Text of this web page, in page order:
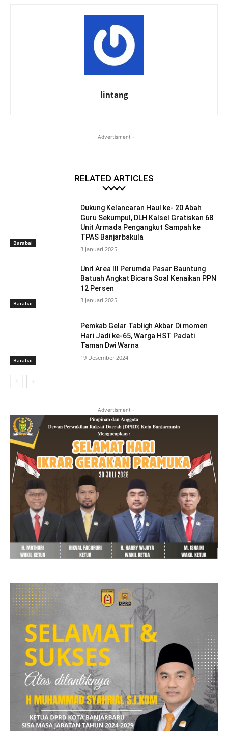
lintang
- Advertisment -
RELATED ARTICLES
Barabai
Dukung Kelancaran Haul ke- 20 Abah
Guru Sekumpul, DLH Kalsel Gratiskan 68
Unit Armada Pengangkut Sampah ke
TPAS Banjarbakula
3 Januari 2025
Barabai
Unit Area III Perumda Pasar Bauntung
Batuah Angkat Bicara Soal Kenaikan PPN
12 Persen
3 Januari 2025
Barabai
Pemkab Gelar Tabligh Akbar Di momen
Hari Jadi ke-65, Warga HST Padati
Taman Dwi Warna
19 Desember 2024
- Advertisment -